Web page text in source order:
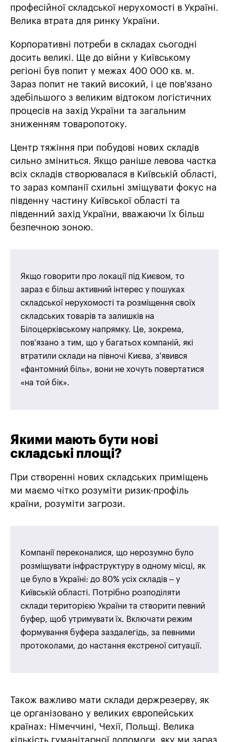
професійної складської нерухомості в Україні.
Велика втрата для ринку України.
Корпоративні потреби в складах сьогодні
досить великі. Ще до війни у ​​Київському
регіоні був попит у межах 400 000 кв. м.
Зараз попит не такий високий, і це пов'язано
здебільшого з великим відтоком логістичних
процесів на захід України та загальним
зниженням товаропотоку.
Центр тяжіння при побудові нових складів
сильно зміниться. Якщо раніше левова частка
всіх складів створювалася в Київській області,
то зараз компанії схильні зміщувати фокус на
південну частину Київської області та
південний захід України, вважаючи їх більш
безпечною зоною.
Якщо говорити про локації під Києвом, то
зараз є більш активний інтерес у пошуках
складської нерухомості та розміщення своїх
складських товарів та залишків на
Білоцерківському напрямку. Це, зокрема,
пов'язано з тим, що у багатьох компаній, які
втратили склади на півночі Києва, з'явився
«фантомний біль», вони не хочуть повертатися
«на той бік».
Якими мають бути нові
складські площі?
При створенні нових складських приміщень
ми маємо чітко розуміти ризик-профіль
країни, розуміти загрози.
Компанії переконалися, що нерозумно було
розміщувати інфраструктуру в одному місці, як
це було в Україні: до 80% усіх складів – у
Київській області. Потрібно розподіляти
склади територією України та створити певний
буфер, щоб утримувати їх. Включати режим
формування буфера заздалегідь, за певними
протоколами, до настання екстреної ситуації.
Також важливо мати склади держрезерву, як
це організовано у великих європейських
країнах: Німеччині, Чехії, Польщі. Велика
кількість гуманітарної допомоги, яку ми зараз